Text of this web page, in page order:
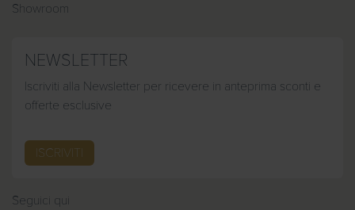
Showroom
NEWSLETTER
Iscriviti alla Newsletter per ricevere in anteprima sconti e
offerte esclusive
ISCRIVITI
Seguici qui